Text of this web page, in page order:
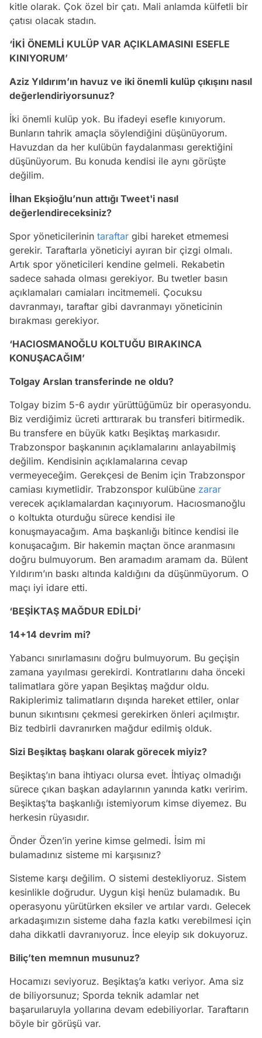
kitle olarak. Çok özel bir çatı. Mali anlamda külfetli bir
çatısı olacak stadın.
‘İKİ ÖNEMLİ KULÜP VAR AÇIKLAMASINI ESEFLE
KINIYORUM’
Aziz Yıldırım’ın havuz ve iki önemli kulüp çıkışını nasıl
değerlendiriyorsunuz?
İki önemli kulüp yok. Bu ifadeyi esefle kınıyorum.
Bunların tahrik amaçla söylendiğini düşünüyorum.
Havuzdan da her kulübün faydalanması gerektiğini
düşünüyorum. Bu konuda kendisi ile aynı görüşte
değilim.
İlhan Ekşioğlu’nun attığı Tweet'i nasıl
değerlendireceksiniz?
Spor yöneticilerinin taraftar gibi hareket etmemesi
gerekir. Taraftarla yöneticiyi ayıran bir çizgi olmalı.
Artık spor yöneticileri kendine gelmeli. Rekabetin
sadece sahada olması gerekiyor. Bu twetler basın
açıklamaları camiaları incitmemeli. Çocuksu
davranmayı, taraftar gibi davranmayı yöneticinin
bırakması gerekiyor.
‘HACIOSMANOĞLU KOLTUĞU BIRAKINCA
KONUŞACAĞIM’
Tolgay Arslan transferinde ne oldu?
Tolgay bizim 5-6 aydır yürüttüğümüz bir operasyondu.
Biz verdiğimiz ücreti arttırarak bu transferi bitirmedik.
Bu transfere en büyük katkı Beşiktaş markasıdır.
Trabzonspor başkanının açıklamalarını anlayabilmiş
değilim. Kendisinin açıklamalarına cevap
vermeyeceğim. Gerekçesi de Benim için Trabzonspor
camiası kıymetlidir. Trabzonspor kulübüne zarar
verecek açıklamalardan kaçınıyorum. Hacıosmanoğlu
o koltukta oturduğu sürece kendisi ile
konuşmayacağım. Ama başkanlığı bitince kendisi ile
konuşacağım. Bir hakemin maçtan önce aranmasını
doğru bulmuyorum. Ben aramadım aramam da. Bülent
Yıldırım’ın baskı altında kaldığını da düşünmüyorum. O
maçı iyi idare etti.
‘BEŞİKTAŞ MAĞDUR EDİLDİ’
14+14 devrim mi?
Yabancı sınırlamasını doğru bulmuyorum. Bu geçişin
zamana yayılması gerekirdi. Kontratlarını daha önceki
talimatlara göre yapan Beşiktaş mağdur oldu.
Rakiplerimiz talimatların dışında hareket ettiler, onlar
bunun sıkıntısını çekmesi gerekirken önleri açılmıştır.
Biz tedbirli davranırken mağdur edilmiş olduk.
Sizi Beşiktaş başkanı olarak görecek miyiz?
Beşiktaş’ın bana ihtiyacı olursa evet. İhtiyaç olmadığı
sürece çıkan başkan adaylarının yanında katkı veririm.
Beşiktaş’ta başkanlığı istemiyorum kimse diyemez. Bu
herkesin rüyasıdır.
Önder Özen’in yerine kimse gelmedi. İsim mi
bulamadınız sisteme mi karşısınız?
Sisteme karşı değilim. O sistemi destekliyoruz. Sistem
kesinlikle doğrudur. Uygun kişi henüz bulamadık. Bu
operasyonu yürütürken eksiler ve artılar vardı. Gelecek
arkadaşımızın sisteme daha fazla katkı verebilmesi için
daha dikkatli davranıyoruz. İnce eleyip sık dokuyoruz.
Biliç’ten memnun musunuz?
Hocamızı seviyoruz. Beşiktaş’a katkı veriyor. Ama siz
de biliyorsunuz; Sporda teknik adamlar net
başaruılaruyla yollarına devam edebiliyorlar. Taraftarın
böyle bir görüşü var.